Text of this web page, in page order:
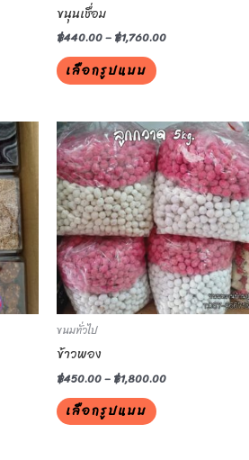
ขนุนเชื่อม
฿440.00–฿1,760.00
เลือกรูปแบบ
the
product
page
ขนมทั่วไป
ข้าวพอง
฿450.00–฿1,800.00
เลือกรูปแบบ
This
product
has
multiple
variants.
The
options
may
be
the
product
page